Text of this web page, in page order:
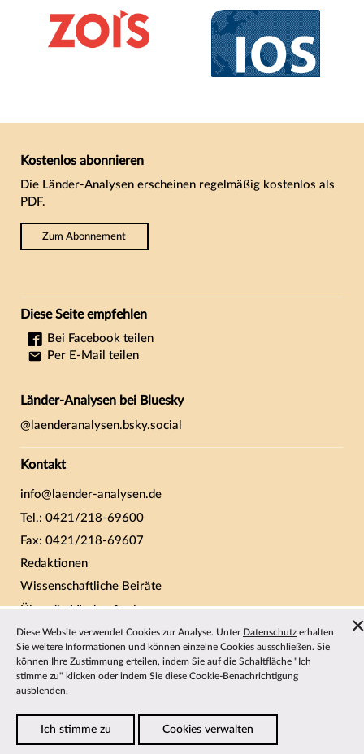
Kostenlos abonnieren
Die Länder-Analysen erscheinen regelmäßig kostenlos als
PDF.
Zum Abonnement
Diese Seite empfehlen
Bei Facebook teilen
Per E-Mail teilen
Länder-Analysen bei Bluesky
@laenderanalysen.bsky.social
Kontakt
info@laender-analysen.de
Tel.: 0421/218-69600
Fax: 0421/218-69607
Redaktionen
Wissenschaftliche Beiräte
Über die Länder-Analysen
Datenschutz—Impressum —Barrierefreiheit
Diese Website verwendet Cookies zur Analyse. Unter Datenschutz erhalten
Sie weitere Informationen und können einzelne Cookies ausschließen. Sie
können Ihre Zustimmung erteilen, indem Sie auf die Schaltfläche "Ich
stimme zu" klicken oder indem Sie diese Cookie-Benachrichtigung
ausblenden.
Ich stimme zu Cookies verwalten